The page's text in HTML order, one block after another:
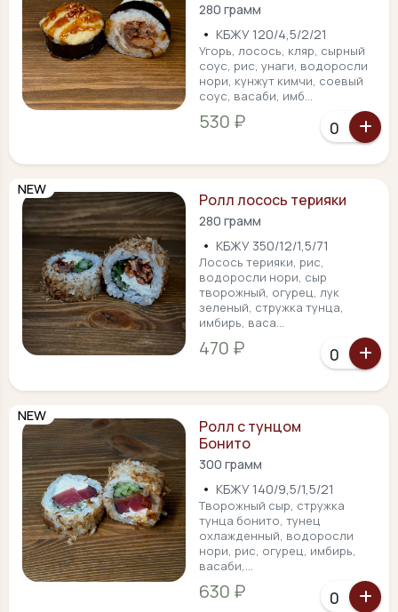
280 грамм
• КБЖУ 120/4,5/2/21
Угорь, лосось, кляр, сырный
соус, рис, унаги, водоросли
нори, кунжут кимчи, соевый
соус, васаби, имб...
530 ₽
NEW
Ролл лосось терияки
280 грамм
• КБЖУ 350/12/1,5/71
Лосось терияки, рис,
водоросли нори, сыр
творожный, огурец, лук
зеленый, стружка тунца,
имбирь, васа...
470 ₽
NEW
Ролл с тунцом
Бонито
300 грамм
• КБЖУ 140/9,5/1,5/21
Творожный сыр, стружка
тунца бонито, тунец
охлажденный, водоросли
нори, рис, огурец, имбирь,
васаби,...
630 ₽